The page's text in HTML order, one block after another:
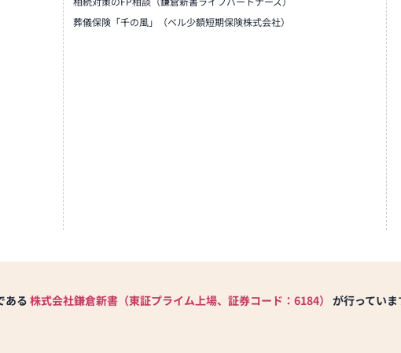
葬儀保険「千の風」（ベル少額短期保険株式会社）
ある 株式会社鎌倉新書（東証プライム上場、証券コード：6184） が行っていま